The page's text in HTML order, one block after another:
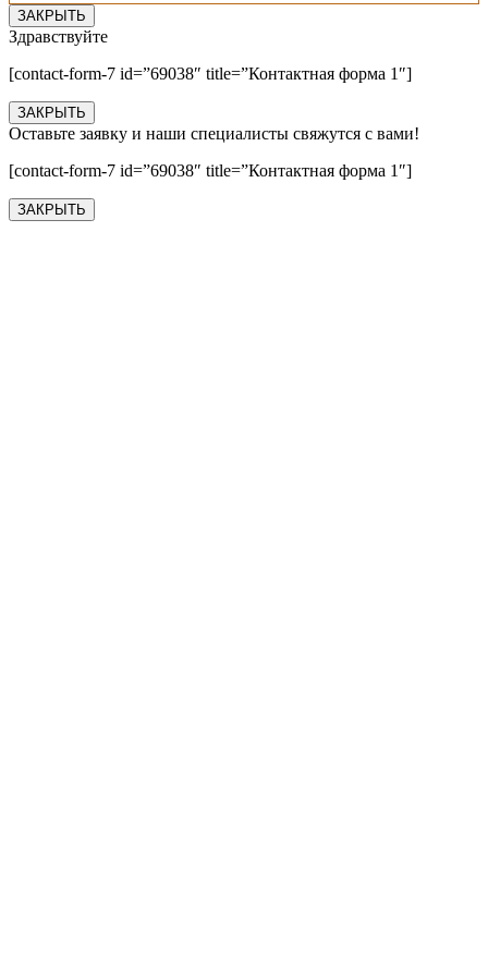
ЗАКРЫТЬ
Здравствуйте
[contact-form-7 id=”69038″ title=”Контактная форма 1″]
ЗАКРЫТЬ
Оставьте заявку и наши специалисты свяжутся с вами!
[contact-form-7 id=”69038″ title=”Контактная форма 1″]
ЗАКРЫТЬ